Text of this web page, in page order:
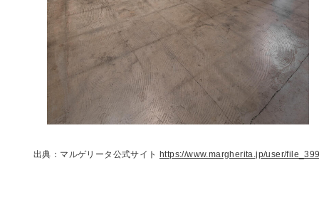
出典：マルゲリータ公式サイト https://www.margherita.jp/user/